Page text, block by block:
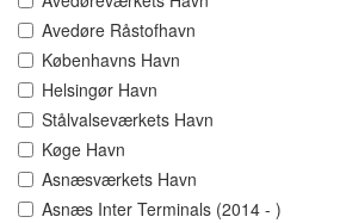
Avedøre Råstofhavn
Københavns Havn
Helsingør Havn
Stålvalseværkets Havn
Køge Havn
Asnæsværkets Havn
Asnæs Inter Terminals (2014 - )